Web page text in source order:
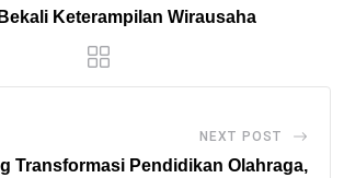
Keterampilan Wirausaha
NEXT POST
Transformasi Pendidikan Olahraga,